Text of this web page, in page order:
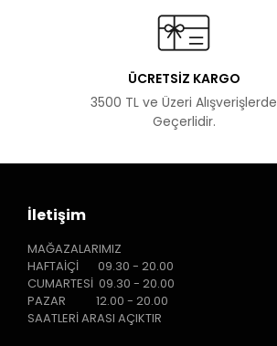
ÜCRETSİZ KARGO
3500 TL ve Üzeri Alışverişlerde
Geçerlidir.
İletişim
MAĞAZALARIMIZ
HAFTAİÇİ 09.30 - 20.00
CUMARTESİ 09.30 - 20.00
PAZAR 12.00 - 20.00
SAATLERİ ARASI AÇIKTIR